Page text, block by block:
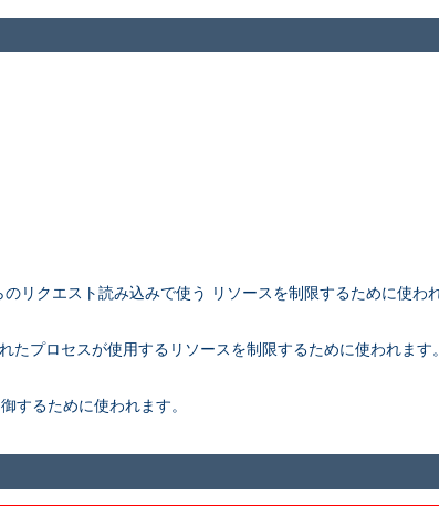
リクエスト読み込みで使う リソースを制限するために使わ
たプロセスが使用するリソースを制限するために使われま
するために使われます。